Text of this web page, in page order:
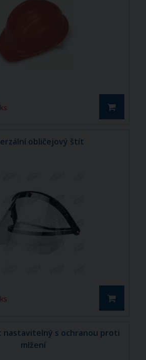
obličejový štít
nastavitelný s ochranou proti
mlžení